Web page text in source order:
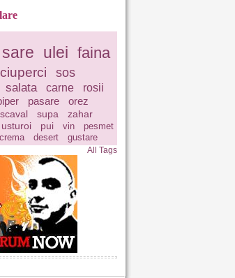
sare ulei faina
ciuperci sos
salata carne
rosii
pasare
orez
supa
zahar
usturoi pui vin
pesmet
crema desert gustare
All Tags